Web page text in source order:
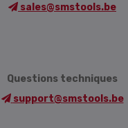
sales@smstools.be
Questions techniques
support@smstools.be